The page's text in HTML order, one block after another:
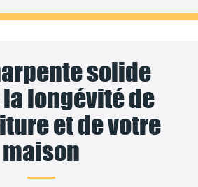
solide
longévité de
et de votre
maison